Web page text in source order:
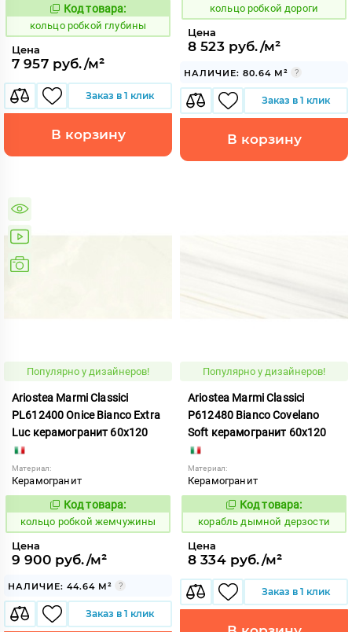
744142
Код товара:
кольцо робкой глубины
Цена
7 957 руб./м²
Заказ в 1 клик
В корзину
кольцо робкой дороги
Цена
8 523 руб./м²
НАЛИЧИЕ: 80.64 М²
Заказ в 1 клик
В корзину
Популярно у дизайнеров!
Ariostea Marmi Classici
PL612400 Onice Bianco Extra
Luc керамогранит 60x120
Материал:
Керамогранит
744151
Код товара:
кольцо робкой жемчужины
Цена
9 900 руб./м²
НАЛИЧИЕ: 44.64 М²
Заказ в 1 клик
Популярно у дизайнеров!
Ariostea Marmi Classici
P612480 Bianco Covelano
Soft керамогранит 60x120
Материал:
Керамогранит
768895
Код товара:
корабль дымной дерзости
Цена
8 334 руб./м²
Заказ в 1 клик